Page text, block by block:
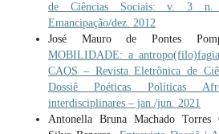
de Ciências Sociais: v. 3
Emancipação/dez. 2012
José Mauro de Pontes
MOBILIDADE: a
CAOS – Revista Eletrônica de
Dossiê Poéticas Políticas
interdisciplinares – jan./jun. 2021
Antonella Bruna Machado Torres